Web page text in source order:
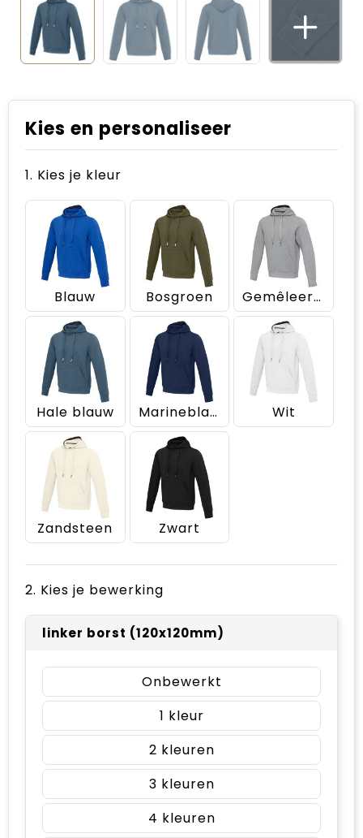
Kies en personaliseer
1. Kies je kleur
Blauw Bosgroen Gemêleerd grijs
Hale blauw Marineblauw Wit
Zandsteen Zwart
2. Kies je bewerking
linker borst (120x120mm)
Onbewerkt
1
2
3
4